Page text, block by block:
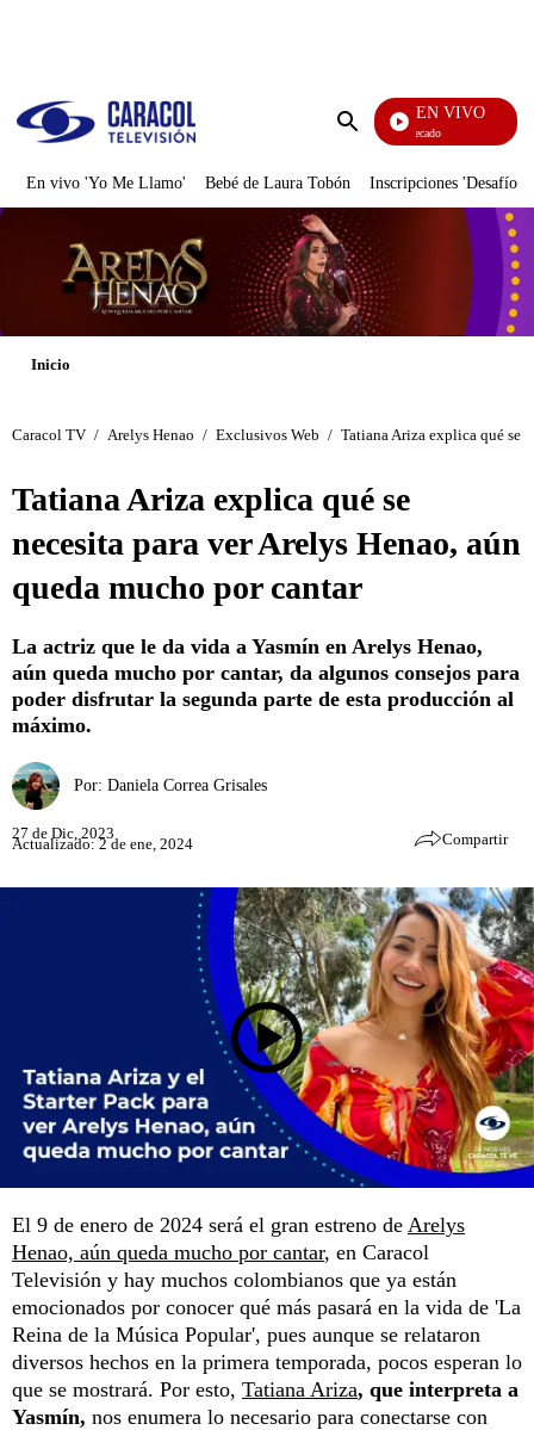
Enviar
EN VIVO
Mi Pecado
En vivo 'Yo Me Llamo' Bebé de Laura Tobón Inscripciones 'Desafío'
Inicio
Caracol TV / Arelys Henao / Exclusivos Web / Tatiana Ariza explica qué se
Tatiana Ariza explica qué se
necesita para ver Arelys Henao, aún
queda mucho por cantar
La actriz que le da vida a Yasmín en Arelys Henao,
aún queda mucho por cantar, da algunos consejos para
poder disfrutar la segunda parte de esta producción al
máximo.
Por: Daniela Correa Grisales
27 de Dic, 2023
Actualizado: 2 de ene, 2024 Compartir
El 9 de enero de 2024 será el gran estreno de Arelys
Henao, aún queda mucho por cantar, en Caracol
Televisión y hay muchos colombianos que ya están
emocionados por conocer qué más pasará en la vida de 'La
Reina de la Música Popular', pues aunque se relataron
diversos hechos en la primera temporada, pocos esperan lo
que se mostrará. Por esto, Tatiana Ariza, que interpreta a
Yasmín, nos enumera lo necesario para conectarse con